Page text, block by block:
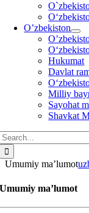
O’zbekiston
Hukumat
Davlat
Milliy
Sayohat
Shavkat
Umumiy ma’lumot
Umumiy ma’lumot